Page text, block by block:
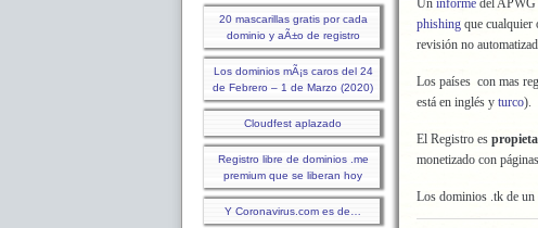
20 mascarillas gratis por cada
dominio y aÃ±o de registro
Los dominios mÃ¡s caros del 24
de Febrero – 1 de Marzo (2020)
Cloudfest aplazado
Registro libre de dominios .me
premium que se liberan hoy
Y Coronavirus.com es de…
Un informe del APWG
phishing que cualquier
revisión no
Los países con mas
está en inglés y turco).
El Registro es
monetizado con
Los dominios .tk de un